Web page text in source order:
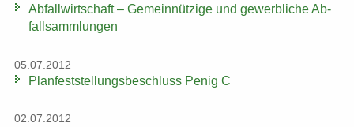
Ab­fall­wirt­schaft – Ge­mein­nüt­zi­ge und ge­werb­li­che Ab­
fall­samm­lun­gen
05.07.2012
Plan­fest­stel­lungs­be­schluss Penig C
02.07.2012